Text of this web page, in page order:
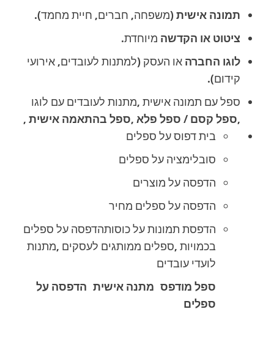
תמונה אישית(משפחה, חברים, חיית מחמד).
ציטוט או הקדשה מיוחדת.
לוגו החברה או העסק (למתנות לעובדים, אירועי
קידום).
ספל עם תמונה אישית ,מתנות לעובדים עם לוגו
,ספל קסם / ספל פלא ,ספל בהתאמה אישית ,
בית דפוס על ספלים
סובלימציה על ספלים
הדפסה על מוצרים
הדפסה על ספלים מחיר
הדפסת תמונות על כוסותהדפסה על ספלים
בכמויות ,ספלים ממותגים לעסקים ,מתנות
לועדי עובדים
ספל מודפס מתנה אישית הדפסה על
ספלים